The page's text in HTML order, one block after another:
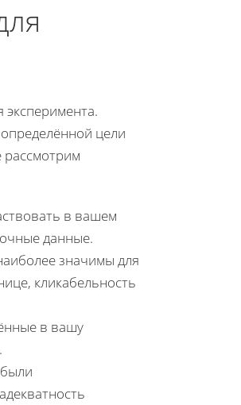
цели
в вашем
данные.
значимы для
кликабельность
в вашу